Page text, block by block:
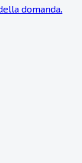
domanda.